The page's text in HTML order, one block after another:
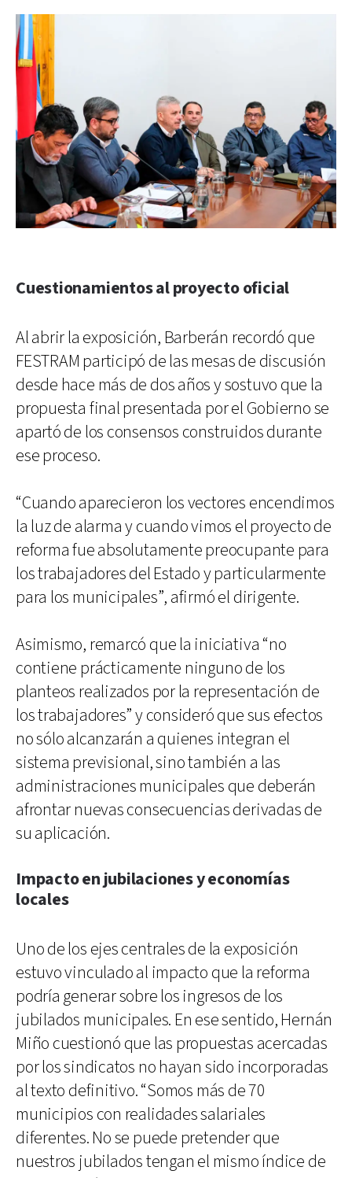
Cuestionamientos al proyecto oficial
Al abrir la exposición, Barberán recordó que
FESTRAM participó de las mesas de discusión
desde hace más de dos años y sostuvo que la
propuesta final presentada por el Gobierno se
apartó de los consensos construidos durante
ese proceso.
“Cuando aparecieron los vectores encendimos
la luz de alarma y cuando vimos el proyecto de
reforma fue absolutamente preocupante para
los trabajadores del Estado y particularmente
para los municipales”, afirmó el dirigente.
Asimismo, remarcó que la iniciativa “no
contiene prácticamente ninguno de los
planteos realizados por la representación de
los trabajadores” y consideró que sus efectos
no sólo alcanzarán a quienes integran el
sistema previsional, sino también a las
administraciones municipales que deberán
afrontar nuevas consecuencias derivadas de
su aplicación.
Impacto en jubilaciones y economías
locales
Uno de los ejes centrales de la exposición
estuvo vinculado al impacto que la reforma
podría generar sobre los ingresos de los
jubilados municipales. En ese sentido, Hernán
Miño cuestionó que las propuestas acercadas
por los sindicatos no hayan sido incorporadas
al texto definitivo. “Somos más de 70
municipios con realidades salariales
diferentes. No se puede pretender que
nuestros jubilados tengan el mismo índice de